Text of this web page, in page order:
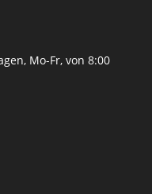
Mo-Fr, von 8:00